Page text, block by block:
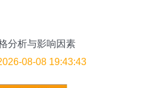
分析与影响因素
08-08 19:43:43